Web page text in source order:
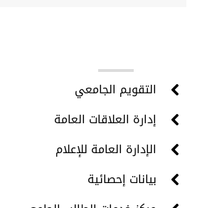
التقويم الجامعي
إدارة العلاقات العامة
الإدارة العامة للإعلام
بيانات إحصائية